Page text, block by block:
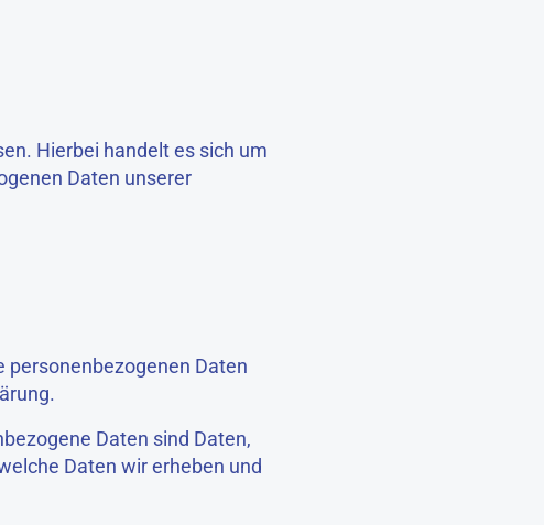
Hierbei handelt es sich um
Daten unserer
personenbezogenen Daten
Daten sind Daten,
Daten wir erheben und